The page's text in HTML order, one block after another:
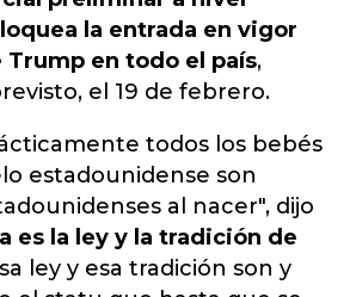
la entrada en vigor
en todo el país,
el 19 de febrero.
todos los bebés
estadounidense son
al nacer", dijo
es la ley y la tradición de
ley y esa tradición son y